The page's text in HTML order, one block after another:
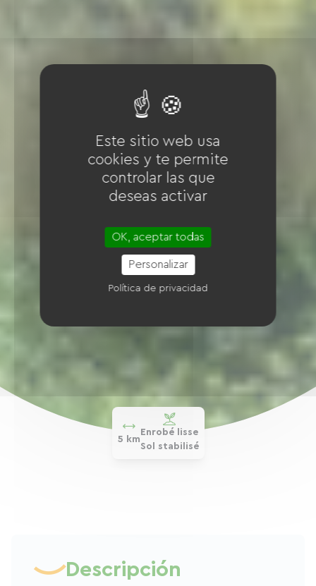
5 km
Enrobé lisse
Sol stabilisé
Descripción
Este sitio web usa
cookies y te permite
controlar las que
deseas activar
OK, aceptar todas
Personalizar
Política de privacidad